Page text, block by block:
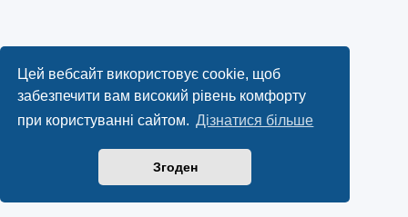
Цей вебсайт використовує cookie, щоб
забезпечити вам високий рівень комфорту
при користуванні сайтом. Дізнатися більше
Згоден